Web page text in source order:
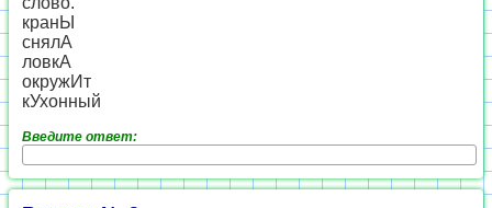
кранЫ
снялА
ловкА
окружИт
кУхонный
Введите ответ: